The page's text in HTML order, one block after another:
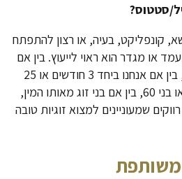
סטטוס?
קונפליקט, בעיה, או רצון להתפתח
או מגדר הוא ראוי לייעוץ. בין אם
אנחנו נשואים או חיים ביחד, בין אם אנחנו ביחד 3 חודשים או 25
שמעוניינים למצוא זוגיות טובה